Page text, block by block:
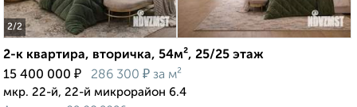
2/2
2-к квартира, вторичка, 54м², 25/25 этаж
15 400 000 ₽ 286 300 ₽ за м²
мкр. 22-й, 22-й микрорайон 6.4